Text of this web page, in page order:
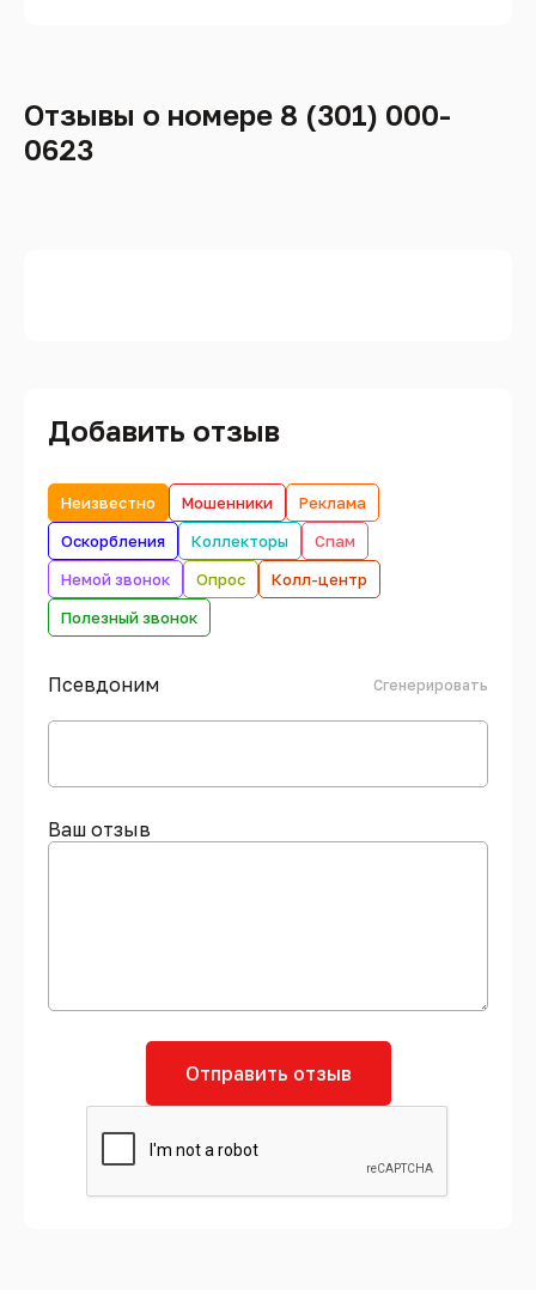
Отзывы о номере 8 (301) 000-
0623
Добавить отзыв
Неизвестно Мошенники
Реклама
Оскорбления
Коллекторы
Спам
Немой звонок
Опрос
Колл-центр
Полезный звонок
Псевдоним Сгенерировать
Ваш отзыв
Отправить отзыв